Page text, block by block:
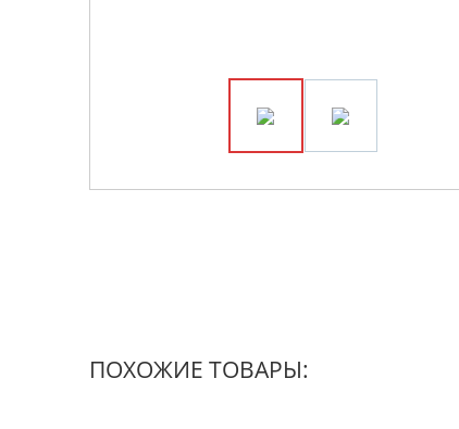
ПОХОЖИЕ ТОВАРЫ: